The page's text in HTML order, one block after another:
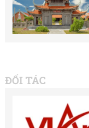
ĐỐI TÁC